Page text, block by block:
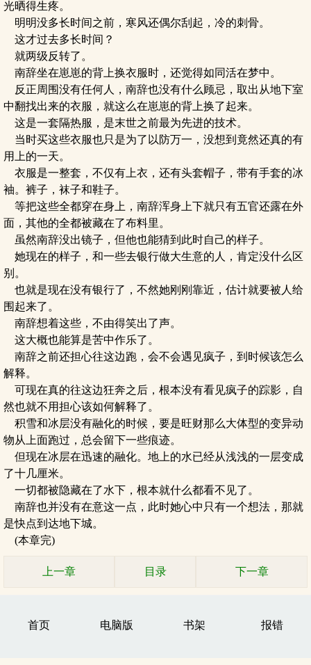
光晒得生疼。
明明没多长时间之前，寒风还偶尔刮起，冷的刺骨。
这才过去多长时间？
就两级反转了。
南辞坐在崽崽的背上换衣服时，还觉得如同活在梦中。
反正周围没有任何人，南辞也没有什么顾忌，取出从地下室
中翻找出来的衣服，就这么在崽崽的背上换了起来。
这是一套隔热服，是末世之前最为先进的技术。
当时买这些衣服也只是为了以防万一，没想到竟然还真的有
用上的一天。
衣服是一整套，不仅有上衣，还有头套帽子，带有手套的冰
袖。裤子，袜子和鞋子。
等把这些全都穿在身上，南辞浑身上下就只有五官还露在外
面，其他的全都被藏在了布料里。
虽然南辞没出镜子，但他也能猜到此时自己的样子。
她现在的样子，和一些去银行做大生意的人，肯定没什么区
别。
也就是现在没有银行了，不然她刚刚靠近，估计就要被人给
围起来了。
南辞想着这些，不由得笑出了声。
这大概也能算是苦中作乐了。
南辞之前还担心往这边跑，会不会遇见疯子，到时候该怎么
解释。
可现在真的往这边狂奔之后，根本没有看见疯子的踪影，自
然也就不用担心该如何解释了。
积雪和冰层没有融化的时候，要是旺财那么大体型的变异动
物从上面跑过，总会留下一些痕迹。
但现在冰层在迅速的融化。地上的水已经从浅浅的一层变成
了十几厘米。
一切都被隐藏在了水下，根本就什么都看不见了。
南辞也并没有在意这一点，此时她心中只有一个想法，那就
是快点到达地下城。
(本章完)
上一章 目录 下一章
首页 电脑版 书架 报错